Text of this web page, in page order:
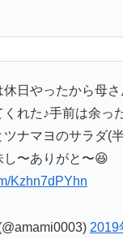
休日やったから母
れた♪手前は余っ
ツナマヨのサラダ(
し〜ありがと〜😆
Kzhn7dPYhn
2019